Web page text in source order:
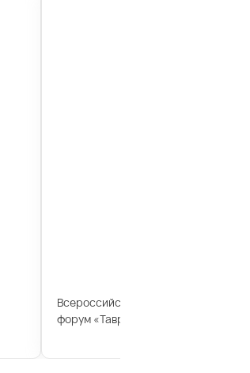
Всероссийский молодежный
форум «Таврида»